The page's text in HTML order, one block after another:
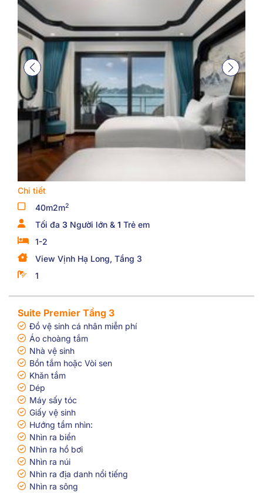
Chi tiết
40m2m2
Tối đa 3 Người lớn & 1 Trẻ em
1-2
View Vịnh Hạ Long, Tầng 3
1
Suite Premier Tầng 3
Đồ vệ sinh cá nhân miễn phí
Áo choàng tắm
Nhà vệ sinh
Bồn tắm hoặc Vòi sen
Khăn tắm
Dép
Máy sấy tóc
Giấy vệ sinh
Hướng tầm nhìn:
Nhìn ra biển
Nhìn ra hồ bơi
Nhìn ra núi
Nhìn ra địa danh nổi tiếng
Nhìn ra sông